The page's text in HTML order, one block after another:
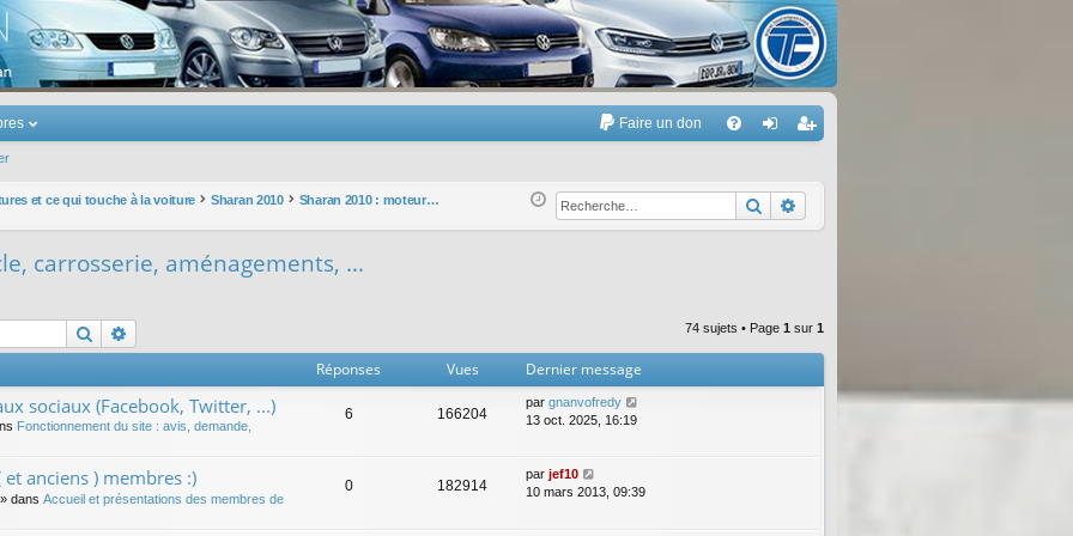
Touran
Faire un don
Q ne
xi
nr
eg
r
et ce qui touche à la voiture Sharan 2010 Sharan 2010 : moteurs, cycle, carrosserie, aménagements, ... Rechercher
carrosserie, aménagements, ...
Rechercher 74 sujets • Page 1 sur 1
Réponses Vues Dernier message
sociaux (Facebook, Twitter, ...)
Fonctionnement du site : avis, demande,
6 166204
par gnanvofredy
13 oct. 2025, 16:19
anciens ) membres :)
» dans Accueil et présentations des membres de
0 182914
par jef10
10 mars 2013, 09:39